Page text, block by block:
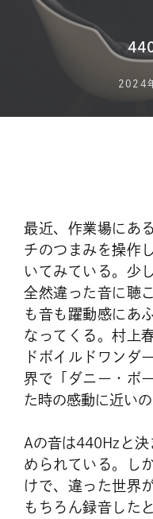
2024
最近、作業場にあ
チのつまみを操作
いてみている。少
全然違った音に聴
も音も躍動感にあ
なってくる。村上
ドボイルドワンダ
界で「ダニー・ボ
た時の感動に近い
Aの音は440Hzと
められている。し
けで、違った世界
もちろん録音した